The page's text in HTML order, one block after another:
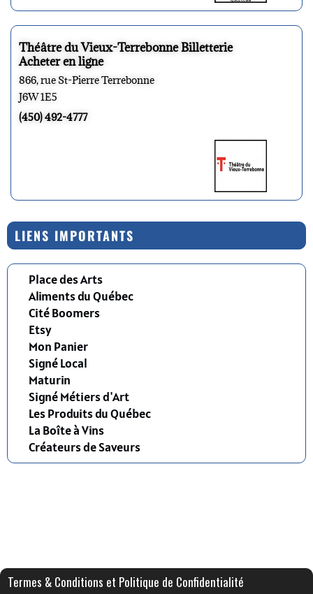
Théâtre du Vieux-Terrebonne Billetterie
Acheter en ligne
866, rue St-Pierre Terrebonne
J6W 1E5
(450) 492-4777
LIENS IMPORTANTS
Place des Arts
Aliments du Québec
Cité Boomers
Etsy
Mon Panier
Signé Local
Maturin
Signé Métiers d'Art
Les Produits du Québec
La Boîte à Vins
Créateurs de Saveurs
Termes & Conditions et Politique de Confidentialité